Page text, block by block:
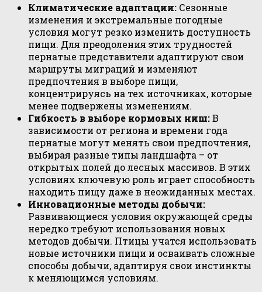
Климатические адаптации: Сезонные
изменения и экстремальные погодные
условия могут резко изменить доступность
пищи. Для преодоления этих трудностей
пернатые представители адаптируют свои
маршруты миграций и изменяют
предпочтения в выборе пищи,
концентрируясь на тех источниках, которые
менее подвержены изменениям.
Гибкость в выборе кормовых ниш:В
зависимости от региона и времени года
пернатые могут менять свои предпочтения,
выбирая разные типы ландшафта – от
открытых полей до лесных массивов. В этих
условиях ключевую роль играет способность
находить пищу даже в неожиданных местах.
Инновационные методы добычи:
Развивающиеся условия окружающей среды
нередко требуют использования новых
методов добычи. Птицы учатся использовать
новые источники пищи и осваивать сложные
способы добычи, адаптируя свои инстинкты
к меняющимся условиям.